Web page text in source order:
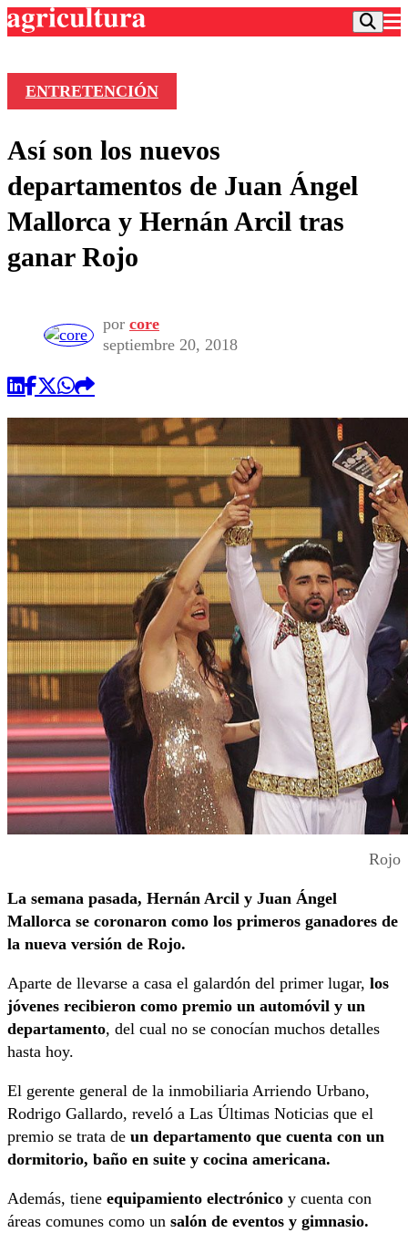
Frecuencias
Agricultura TV
Deportes
Colo Colo
Motor
Torneo Internacional
Torneo Nacional
Entretención
Noticias
Internacional
Nacional
Vida Social
Programas
Comercial
ENTRETENCIÓN
Así son los nuevos
departamentos de Juan Ángel
Mallorca y Hernán Arcil tras
ganar Rojo
por core
septiembre 20, 2018
Rojo
La semana pasada, Hernán Arcil y Juan Ángel
Mallorca se coronaron como los primeros ganadores de
la nueva versión de Rojo.
Aparte de llevarse a casa el galardón del primer lugar, los
jóvenes recibieron como premio un automóvil y un
departamento, del cual no se conocían muchos detalles
hasta hoy.
El gerente general de la inmobiliaria Arriendo Urbano,
Rodrigo Gallardo, reveló a Las Últimas Noticias que el
premio se trata de un departamento que cuenta con un
dormitorio, baño en suite y cocina americana.
Además, tiene equipamiento electrónico y cuenta con
áreas comunes como un salón de eventos y gimnasio.